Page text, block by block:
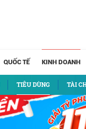
QUỐC TẾ KINH DOANH
TIÊU DÙNG TÀI